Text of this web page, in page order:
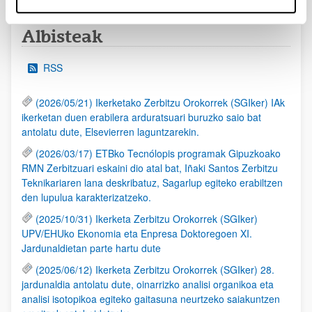
Albisteak
RSS
(2026/05/21) Ikerketako Zerbitzu Orokorrek (SGIker) IAk
ikerketan duen erabilera arduratsuari buruzko saio bat
antolatu dute, Elsevierren laguntzarekin.
(2026/03/17) ETBko Tecnólopis programak Gipuzkoako
RMN Zerbitzuari eskaini dio atal bat, Iñaki Santos Zerbitzu
Teknikariaren lana deskribatuz, Sagarlup egiteko erabiltzen
den lupulua karakterizatzeko.
(2025/10/31) Ikerketa Zerbitzu Orokorrek (SGIker)
UPV/EHUko Ekonomia eta Enpresa Doktoregoen XI.
Jardunaldietan parte hartu dute
(2025/06/12) Ikerketa Zerbitzu Orokorrek (SGIker) 28.
jardunaldia antolatu dute, oinarrizko analisi organikoa eta
analisi isotopikoa egiteko gaitasuna neurtzeko saiakuntzen